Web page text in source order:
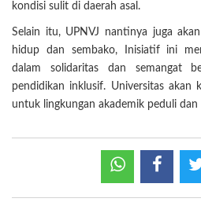
kondisi sulit di daerah asal.
Selain itu, UPNVJ nantinya juga
hidup dan sembako, Inisiatif ini
dalam solidaritas dan semangat
pendidikan inklusif. Universitas akan
untuk lingkungan akademik peduli dan